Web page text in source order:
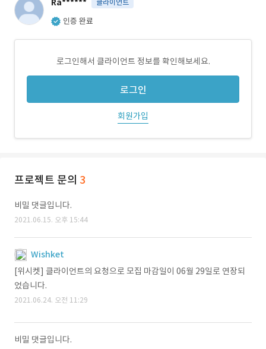
Ra****** 클라이언트
인증 완료
로그인해서 클라이언트 정보를 확인해보세요.
로그인
회원가입
프로젝트 문의 3
비밀 댓글입니다.
2021.06.15. 오후 15:44
Wishket
[위시켓] 클라이언트의 요청으로 모집 마감일이 06월 29일로 연장되
었습니다.
2021.06.24. 오전 11:29
비밀 댓글입니다.